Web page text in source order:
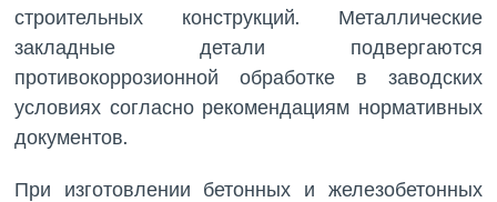
строительных конструкций. Металлические
закладные детали подвергаются
противокоррозионной обработке в заводских
условиях согласно рекомендациям нормативных
документов.
При изготовлении бетонных и железобетонных